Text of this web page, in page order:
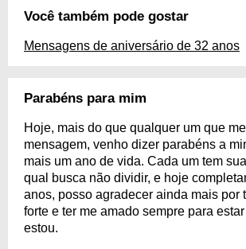
Você também pode gostar
Mensagens de aniversário de 32 anos
Parabéns para mim
Hoje, mais do que qualquer um que
mensagem, venho dizer parabéns a
mais um ano de vida. Cada um tem
qual busca não dividir, e hoje
anos, posso agradecer ainda mais por
forte e ter me amado sempre para
estou.